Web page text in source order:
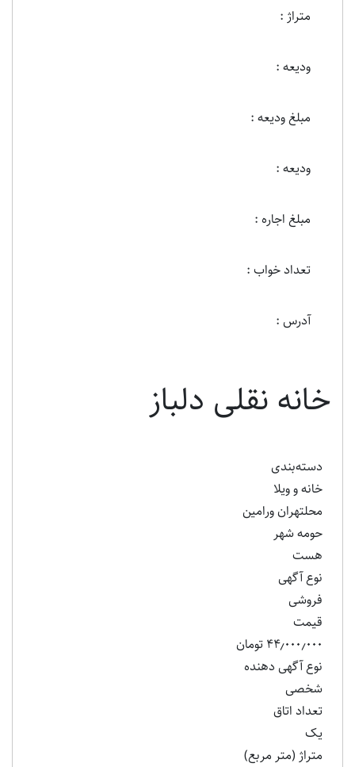
متراژ :
ودیعه :
مبلغ ودیعه :
ودیعه :
مبلغ اجاره :
تعداد خواب :
آدرس :
خانه نقلی دلباز
دسته‌بندی
خانه و ویلا
محلتهران ورامین
حومه شهر
هست
نوع آگهی
فروشی
قیمت
۴۴٫۰۰۰٫۰۰۰ تومان
نوع آگهی دهنده
شخصی
تعداد اتاق
یک
متراژ (متر مربع)